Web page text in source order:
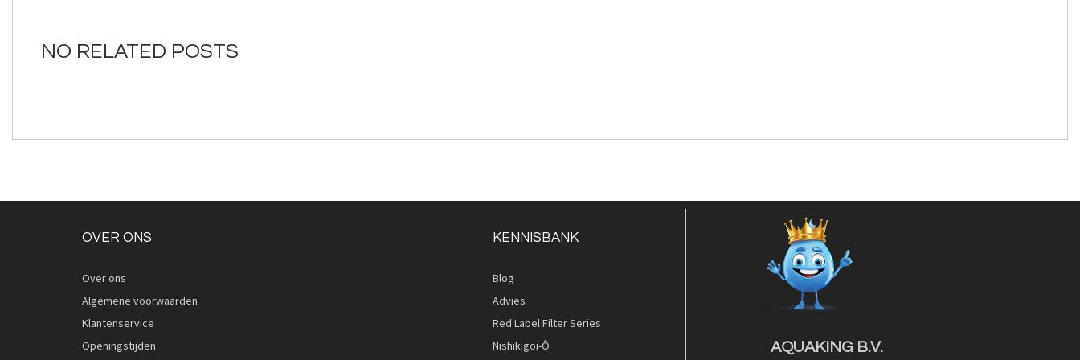
gallerijNO RELATED POSTS
OVER ONS
Over ons
Algemene voorwaarden
Klantenservice
Openingstijden
KENNISBANK
Blog
Advies
Red Label Filter Series
Nishikigoi-Ô
AQUAKING B.V.